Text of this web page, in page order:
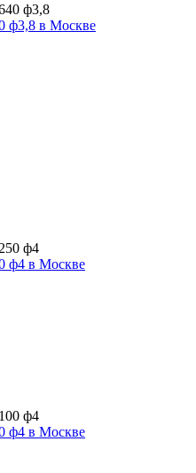
ф3,8 в Москве
ф4 в Москве
ф4 в Москве